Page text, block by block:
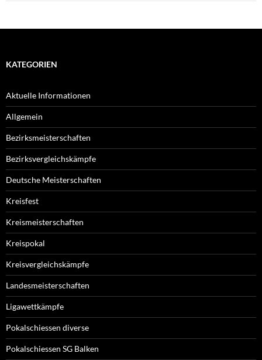
KATEGORIEN
Aktuelle Informationen
Allgemein
Bezirksmeisterschaften
Bezirksvergleichskämpfe
Deutsche Meisterschaften
Kreisfest
Kreismeisterschaften
Kreispokal
Kreisvergleichskämpfe
Landesmeisterschaften
Ligawettkämpfe
Pokalschiessen diverse
Pokalschiessen SG Balken